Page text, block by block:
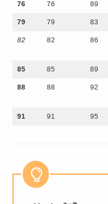
76 76 89
79 79 83
82 82 86
85 85 89
88 88 92
91 91 95